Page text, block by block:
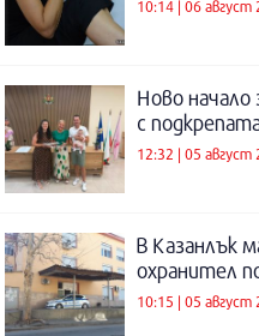
10:14 | 06 август
Ново
с
12:32 | 05 август
В Казанлък
охранител
10:15 | 05 август